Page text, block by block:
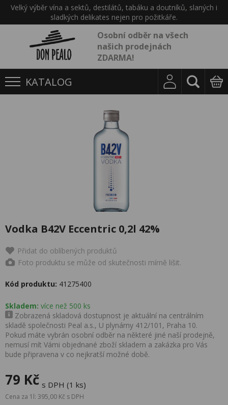
Velký výběr vína a sektů, destilátů, tabáku a doutníků, slaných i
sladkých delikates nejen pro požitkáře.
Osobní odběr na všech
našich prodejnách
ZDARMA!
KATALOG
Vodka B42V Eccentric 0,2l 42%
Přidat do oblíbených produktů
Foto produktu se může od skutečnosti mírně lišit.
Kód produktu: 41275400
Skladem: více než 500 ks
Zobrazená skladová dostupnost je aktuální na centrálním
skladě společnosti Peal a.s., U plynárny 412/101, Praha 10.
Pokud máte vybrán osobní odběr na některé jiné naší prodejně,
nemusí mít Vámi objednané zboží skladem a zakázka pro Vás
bude připravena v co nejkratší možné době.
79 Kč s DPH (1 ks)
Cena za 1l: 395,00 Kč s DPH